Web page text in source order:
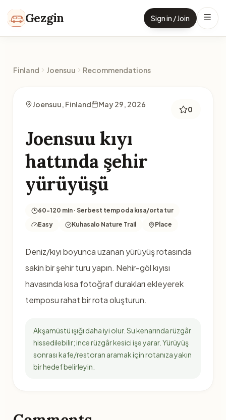
Gezgin Sign in / Join
Finland Joensuu Recommendations
Joensuu, Finland May 29, 2026
0
Joensuu kıyı
hattında şehir
yürüyüşü
60-120 min · Serbest tempoda kısa/orta tur
Easy
Kuhasalo Nature Trail Place
Deniz/kıyı boyunca uzanan yürüyüş rotasında
sakin bir şehir turu yapın. Nehir-göl kıyısı
havasında kısa fotoğraf durakları ekleyerek
temposu rahat bir rota oluşturun.
Akşamüstü ışığı daha iyi olur. Su kenarında rüzgâr
hissedilebilir; ince rüzgâr kesici işe yarar. Yürüyüş
sonrası kafe/restoran aramak için rotanıza yakın
bir hedef belirleyin.